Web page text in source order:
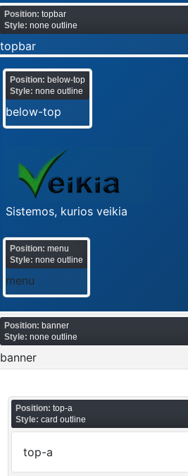
Position: topbar
Style: none outline
topbar
Position: below-top
Style: none outline
below-top
Sistemos, kurios veikia
Position: menu
Style: none outline
menu
Position: banner
Style: none outline
banner
Position: top-a
Style: card outline
top-a